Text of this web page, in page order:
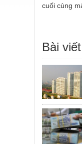
cuối cùng
Bài